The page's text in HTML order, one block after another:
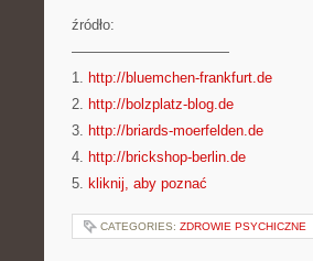
źródło:
———————————
1. http://bluemchen-frankfurt.de
2. http://bolzplatz-blog.de
3. http://briards-moerfelden.de
4. http://brickshop-berlin.de
5. kliknij, aby poznać
CATEGORIES: ZDROWIE PSYCHICZNE